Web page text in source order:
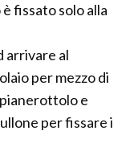
fissato solo alla
arrivare al
per mezzo di
e
per fissare i